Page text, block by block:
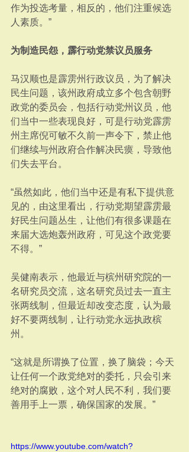
作为投选考量，相反的，他们注重候选
人素质。”
为制造民怨，霹行动党禁议员服务
马汉顺也是霹雳州行政议员，为了解决
民生问题，该州政府成立多个包含朝野
政党的委员会，包括行动党州议员，他
们当中一些表现良好，可是行动党霹雳
州主席倪可敏不久前一声令下，禁止他
们继续与州政府合作解决民瘼，导致他
们失去平台。
“虽然如此，他们当中还是有私下提供意
见的，由这里看出，行动党期望霹雳最
好民生问题丛生，让他们有很多课题在
来届大选炮轰州政府，可见这个政党要
不得。”
吴健南表示，他最近与槟州研究院的一
名研究员交流，这名研究员过去一直主
张两线制，但最近却改变态度，认为最
好不要两线制，让行动党永远执政槟
州。
“这就是所谓换了位置，换了脑袋；今天
让任何一个政党绝对的委托，只会引来
绝对的腐败，这个对人民不利，我们要
善用手上一票，确保国家的发展。”
https://www.youtube.com/watch?